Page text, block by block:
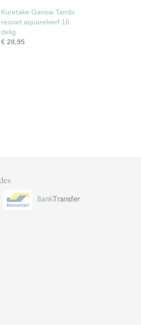
Kuretake Gansai Tambi
reisset aquarelverf 16
delig
€ 28,95